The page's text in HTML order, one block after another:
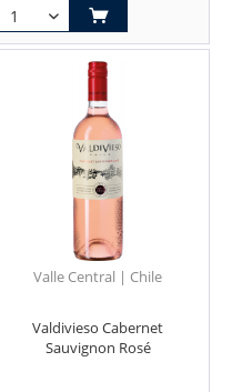
Valle Central | Chile
Valdivieso Cabernet
Sauvignon Rosé